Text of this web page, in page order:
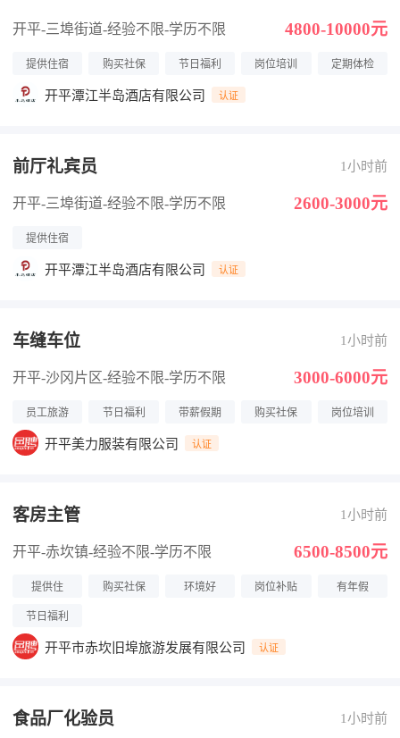
开平-三埠街道-经验不限-学历不限 4800-10000元
提供住宿 购买社保 节日福利 岗位培训 定期体检
开平潭江半岛酒店有限公司 认证
前厅礼宾员 1小时前
开平-三埠街道-经验不限-学历不限 2600-3000元
提供住宿
开平潭江半岛酒店有限公司 认证
车缝车位 1小时前
开平-沙冈片区-经验不限-学历不限 3000-6000元
员工旅游 节日福利 带薪假期 购买社保 岗位培训
开平美力服装有限公司 认证
客房主管 1小时前
开平-赤坎镇-经验不限-学历不限 6500-8500元
提供住 购买社保 环境好 岗位补贴 有年假
节日福利
开平市赤坎旧埠旅游发展有限公司 认证
食品厂化验员 1小时前